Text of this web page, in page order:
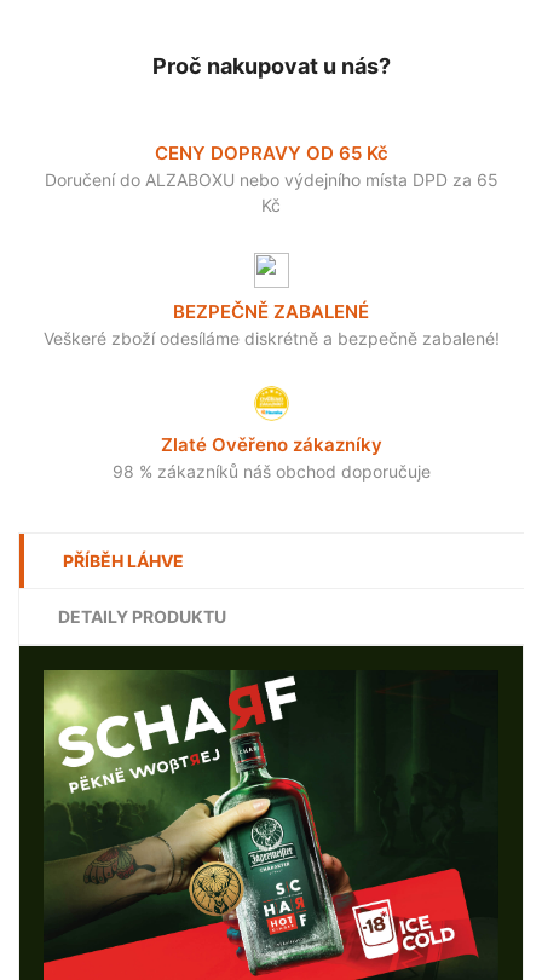
Proč nakupovat u nás?
CENY DOPRAVY OD 65 Kč
Doručení do ALZABOXU nebo výdejního místa DPD za 65
Kč
BEZPEČNĚ ZABALENÉ
Veškeré zboží odesíláme diskrétně a bezpečně zabalené!
Zlaté Ověřeno zákazníky
98 % zákazníků náš obchod doporučuje
PŘÍBĚH LÁHVE
DETAILY PRODUKTU